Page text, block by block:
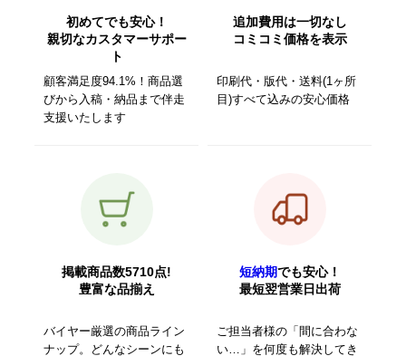
初めてでも安心！
親切なカスタマーサポー
ト
顧客満足度94.1%！商品選
びから入稿・納品まで伴走
支援いたします
追加費用は一切なし
コミコミ価格を表示
印刷代・版代・送料(1ヶ所
目)すべて込みの安心価格
掲載商品数5710点!
豊富な品揃え
バイヤー厳選の商品ライン
ナップ。どんなシーンにも
短納期でも安心！
最短翌営業日出荷
ご担当者様の「間に合わな
い…」を何度も解決してき